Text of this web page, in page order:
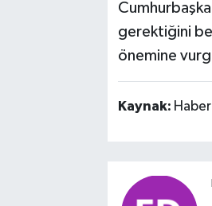
gerektiğini
önemine
Kaynak: